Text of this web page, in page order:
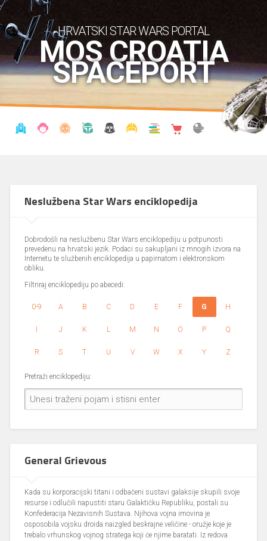
HRVATSKI STAR WARS PORTAL
MOS CROATIA
SPACEPORT
Neslužbena Star Wars enciklopedija
Dobrodošli na neslužbenu Star Wars enciklopediju u potpunosti
prevedenu na hrvatski jezik. Podaci su sakupljani iz mnogih izvora na
Internetu te službenih enciklopedija u papirnatom i elektronskom
obliku.
Filtriraj enciklopediju po abecedi:
0-9 A B C D E F G H
I J K L M N O P Q
R S T U V W X Y Z
Pretraži enciklopediju:
General Grievous
Kada su korporacijski titani i odbačeni sustavi galaksije skupili svoje
resurse i odlučili napustiti staru Galaktičku Republiku, postali su
Konfederacija Nezavisnih Sustava. Njihova vojna imovina je
osposobila vojsku droida naizgled beskrajne veličine - oružje koje je
trebalo vrhunskog vojnog stratega koji će njime baratati. Iz redova